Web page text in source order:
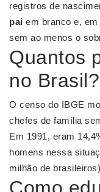
registros de
pai em branco e,
sem ao menos o
Quantos
no Brasil?
O censo do IBGE
chefes de família
Em 1991, eram
homens nessa
milhão de